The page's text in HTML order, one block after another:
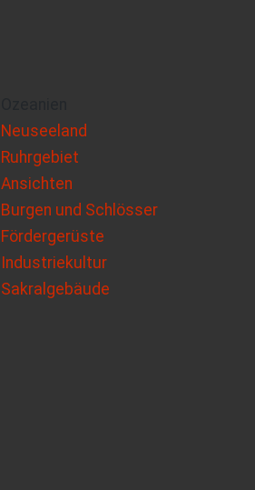
Neuseeland
Ruhrgebiet
Ansichten
Burgen und Schlösser
Fördergerüste
Industriekultur
Sakralgebäude